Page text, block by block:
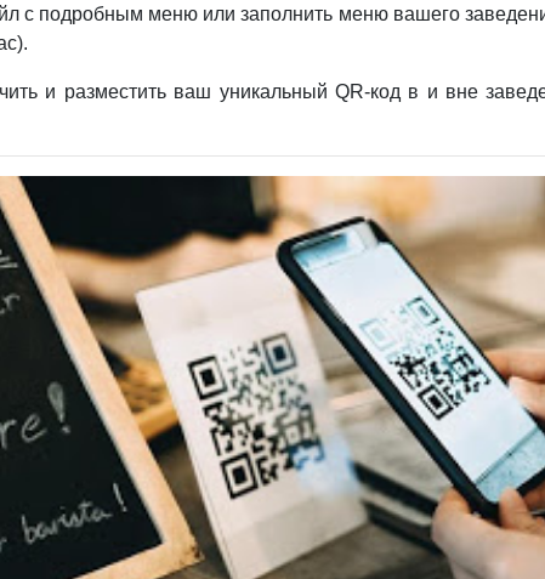
с подробным меню или заполнить меню вашего
и разместить ваш уникальный QR-код в и вне